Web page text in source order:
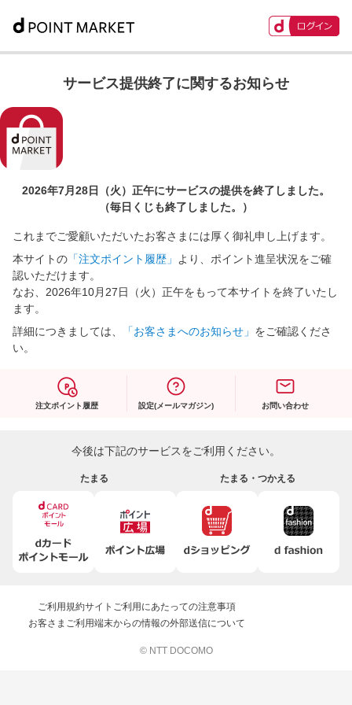
サービス提供終了に関するお知らせ
2026年7月28日（火）正午にサービスの提供を終了しました。
（毎日くじも終了しました。）
これまでご愛顧いただいたお客さまには厚く御礼申し上げます。
本サイトの 「注文ポイント履歴」
より、ポイント進呈状況をご確
認いただけます。
なお、2026年10月27日（火）正午をもって本サイトを終了いたし
ます。
詳細につきましては、
「お客さまへのお知らせ」 をご確認くださ
い。
注文ポイント履歴 設定(メールマガジン) お問い合わせ
今後は下記のサービスをご利用ください。
たまる たまる・つかえる
ご利用規約サイトご利用にあたっての注意事項
お客さまご利用端末からの情報の外部送信について
© NTT DOCOMO